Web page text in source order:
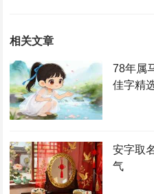
相关文章
78年属
佳字精
安字取
气